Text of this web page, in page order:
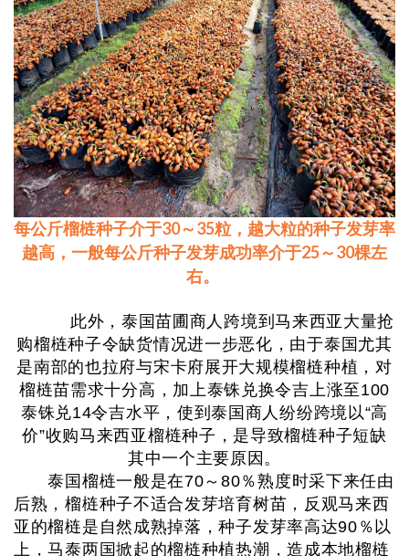
每公斤榴梿种子介于30～35粒，越大粒的种子发芽率
越高，一般每公斤种子发芽成功率介于25～30棵左
右。
此外，泰国苗圃商人跨境到马来西亚大量抢
购榴梿种子令缺货情况进一步恶化，由于泰国尤其
是南部的也拉府与宋卡府展开大规模榴梿种植，对
榴梿苗需求十分高，加上泰铢兑换令吉上涨至100
泰铢兑14令吉水平，使到泰国商人纷纷跨境以“高
价”收购马来西亚榴梿种子，是导致榴梿种子短缺
其中一个主要原因。
泰国榴梿一般是在70～80％熟度时采下来任由
后熟，榴梿种子不适合发芽培育树苗，反观马来西
亚的榴梿是自然成熟掉落，种子发芽率高达90％以
上，马泰两国掀起的榴梿种植热潮，造成本地榴梿